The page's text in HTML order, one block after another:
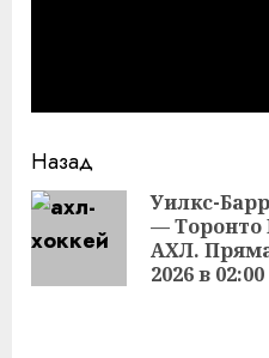
Продолжить
чтение
Назад
Уилкс-
— Торонто
АХЛ.
2026 в 02:00